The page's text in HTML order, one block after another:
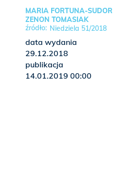
MARIA FORTUNA-SUDOR
ZENON TOMASIAK
Niedziela 51/2018
data wydania
29.12.2018
publikacja
14.01.2019 00:00